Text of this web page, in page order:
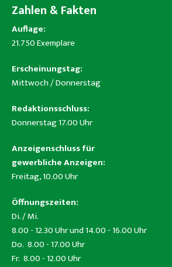
Zahlen & Fakten
Auflage:
21.750 Exemplare
Erscheinungstag:
Mittwoch / Donnerstag
Redaktionsschluss:
Donnerstag 17.00 Uhr
Anzeigenschluss für
gewerbliche Anzeigen:
Freitag, 10.00 Uhr
Öffnungszeiten:
Di. / Mi.
8.00 - 12.30 Uhr und 14.00 - 16.00 Uhr
Do. 8.00 - 17.00 Uhr
Fr. 8.00 - 12.00 Uhr